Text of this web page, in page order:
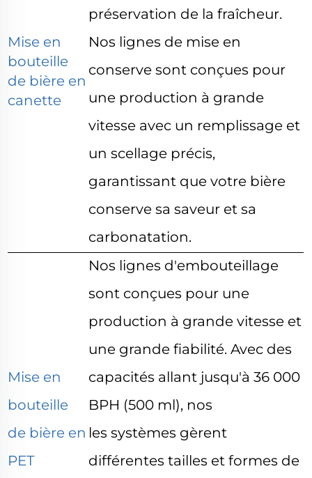
Mise en
bouteille
de bière en
canette
préservation de la fraîcheur.
Nos lignes de mise en
conserve sont conçues pour
une production à grande
vitesse avec un remplissage et
un scellage précis,
garantissant que votre bière
conserve sa saveur et sa
carbonatation.
Mise en
bouteille
de bière en
PET
Nos lignes d'embouteillage
sont conçues pour une
production à grande vitesse et
une grande fiabilité. Avec des
capacités allant jusqu'à 36 000
BPH (500 ml), nos
les systèmes gèrent
différentes tailles et formes de